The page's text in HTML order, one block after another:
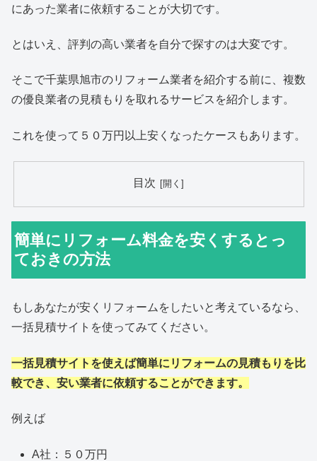
にあった業者に依頼することが大切です。
とはいえ、評判の高い業者を自分で探すのは大変です。
そこで千葉県旭市のリフォーム業者を紹介する前に、複数
の優良業者の見積もりを取れるサービスを紹介します。
これを使って５０万円以上安くなったケースもあります。
目次
簡単にリフォーム料金を安くするとっ
ておきの方法
もしあなたが安くリフォームをしたいと考えているなら、
一括見積サイトを使ってみてください。
一括見積サイトを使えば簡単にリフォームの見積もりを比
較でき、安い業者に依頼することができます。
例えば
A社：５０万円